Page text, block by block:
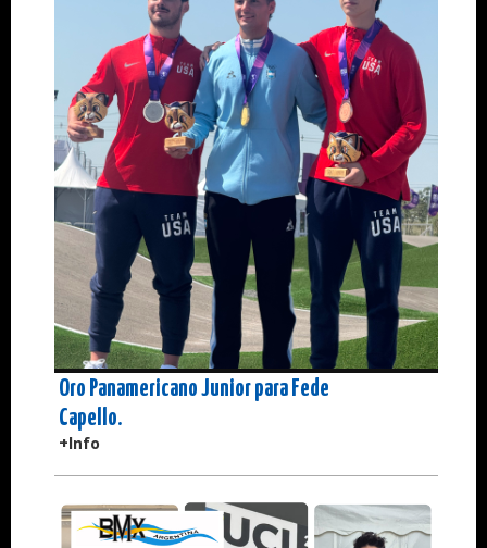
Oro Panamericano Junior para Fede
Capello.
+Info